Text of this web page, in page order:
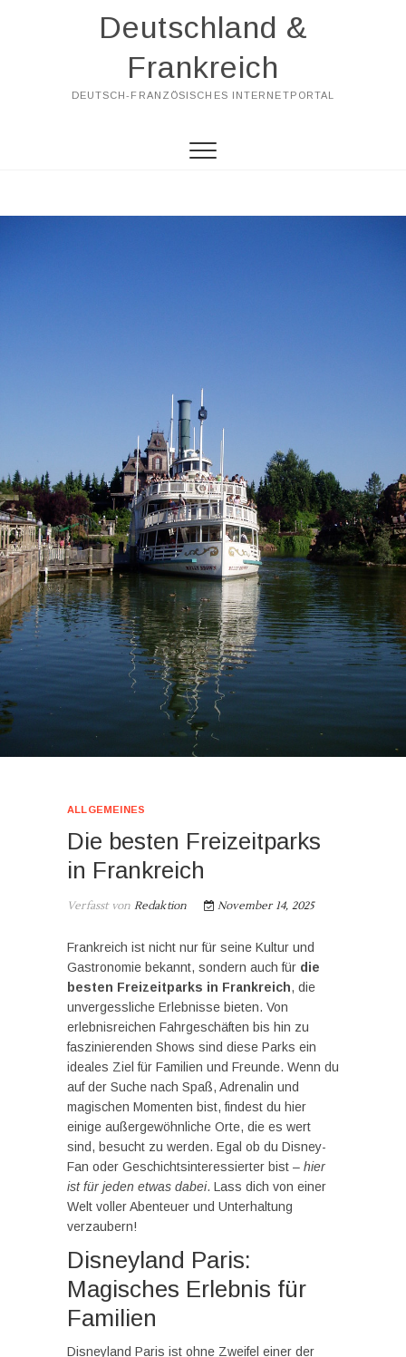
Deutschland &
Frankreich
DEUTSCH-FRANZÖSISCHES INTERNETPORTAL
ALLGEMEINES
Die besten Freizeitparks
in Frankreich
Verfasst von Redaktion November 14, 2025
Frankreich ist nicht nur für seine Kultur und
Gastronomie bekannt, sondern auch für die
besten Freizeitparks in Frankreich, die
unvergessliche Erlebnisse bieten. Von
erlebnisreichen Fahrgeschäften bis hin zu
faszinierenden Shows sind diese Parks ein
ideales Ziel für Familien und Freunde. Wenn du
auf der Suche nach Spaß, Adrenalin und
magischen Momenten bist, findest du hier
einige außergewöhnliche Orte, die es wert
sind, besucht zu werden. Egal ob du Disney-
Fan oder Geschichtsinteressierter bist – hier
ist für jeden etwas dabei. Lass dich von einer
Welt voller Abenteuer und Unterhaltung
verzaubern!
Disneyland Paris:
Magisches Erlebnis für
Familien
Disneyland Paris ist ohne Zweifel einer der